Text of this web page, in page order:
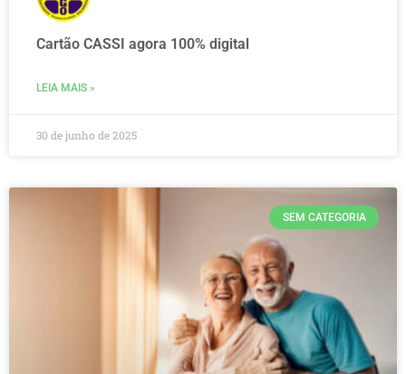
Cartão CASSI agora 100% digital
LEIA MAIS »
30 de junho de 2025
SEM CATEGORIA